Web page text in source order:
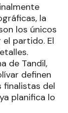
la
los únicos
partido. El
de Tandil,
definen
finalistas del
planifica lo